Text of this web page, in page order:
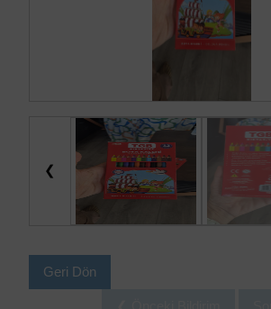
❮
Geri Dön